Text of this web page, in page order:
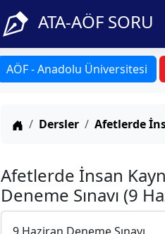
ATA-AÖF SORU
AÖF - Anadolu Üniversitesi
Anasayfa
Dersler Afetlerde
Afetlerde İnsan
Deneme Sınavı (9